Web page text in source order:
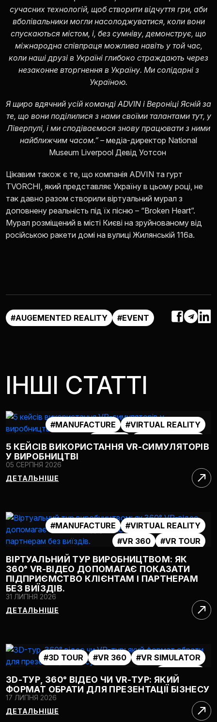
сучасних технологій, щоб створити відчуття гри, аби
вболівальники могли насолоджуватися, коли вони
спускаються містом, і, без сумніву, демонструє, що
міжнародна співпраця можлива навіть у той час,
коли наші друзі в Україні глибоко страждають через
незаконне вторгнення в Україну. Ми солідарні з
Україною.
Я щиро вдячний усій команді ADVIN і Вероніці Ясній за
те, що вони поділилися з нами своїми талантами тут, у
Ліверпулі, і ми сподіваємося знову працювати з ними
найближчим часом.” –медіа-директор National
Museum Liverpool Девід Уотсон
Цікавим також є те, що компанія ADVIN та гурт
TVORCHI, який представляє Україну в цьому році, не
так давно разом створили віртуальний мурал з
доповнену реальність під їх пісню – “Broken Heart”.
Мурал розміщений в місті Києві на зруйнованому від
російською ракети домі на вулиці Жилянській 116а.
#AUGEMENTED REALITY #EVENT
ІНШІ СТАТТІ
#MANUFACTURE
#VIRTUAL REALITY
5 КЕЙСІВ ВИКОРИСТАННЯ VR-СИМУЛЯТОРІВ
У ВИРОБНИЦТВІ
05 СЕРПНЯ 2026
ДЕТАЛЬНІШЕ
#MANUFACTURE
#VIRTUAL REALITY
#VR 360
#VR TOUR
ВІРТУАЛЬНИЙ ТУР ВИРОБНИЦТВОМ: ЯК
360° VR-ВІДЕО ДОПОМАГАЄ ПОКАЗАТИ
ПІДПРИЄМСТВО КЛІЄНТАМ І ПАРТНЕРАМ
БЕЗ ВИЇЗДІВ.
31 ЛИПНЯ 2026
ДЕТАЛЬНІШЕ
#3D TOUR #VR 360
#VR SIMULATOR
#VR TOUR
3D-ТУР, 360° ВІДЕО ЧИ VR-ТУР: ЯКИЙ
ФОРМАТ ОБРАТИ ДЛЯ ПРЕЗЕНТАЦІЇ БІЗНЕСУ
17 ЛИПНЯ 2026
ДЕТАЛЬНІШЕ